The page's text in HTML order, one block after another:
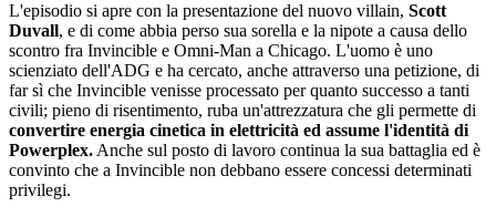
L'episodio si apre con la presentazione del nuovo villain, Scott
Duvall, e di come abbia perso sua sorella e la nipote a causa dello
scontro fra Invincible e Omni-Man a Chicago. L'uomo è uno
scienziato dell'ADG e ha cercato, anche attraverso una petizione, di
far sì che Invincible venisse processato per quanto successo a tanti
civili; pieno di risentimento, ruba un'attrezzatura che gli permette di
convertire energia cinetica in elettricità ed assume l'identità di
Powerplex. Anche sul posto di lavoro continua la sua battaglia ed è
convinto che a Invincible non debbano essere concessi determinati
privilegi.